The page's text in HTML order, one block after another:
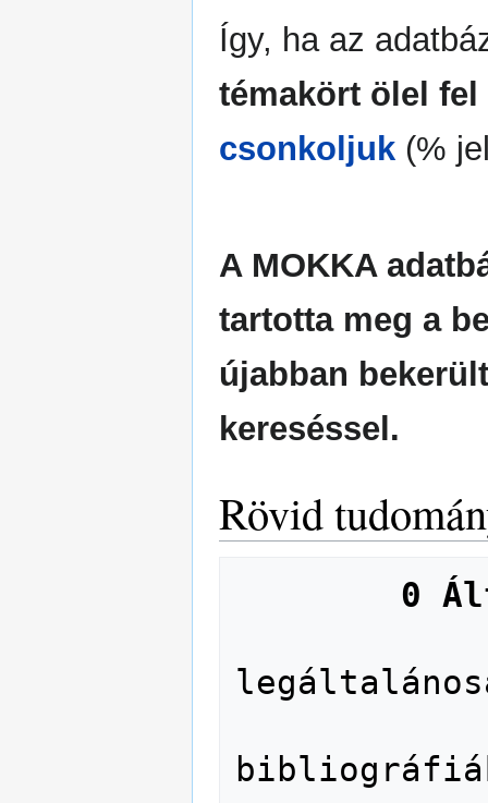
Így, ha az
témakört ölel
csonkoljuk (%
A MOKKA
tartotta meg a
újabban
kereséssel.
Rövid
0